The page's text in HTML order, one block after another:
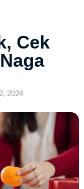
Cek
2024